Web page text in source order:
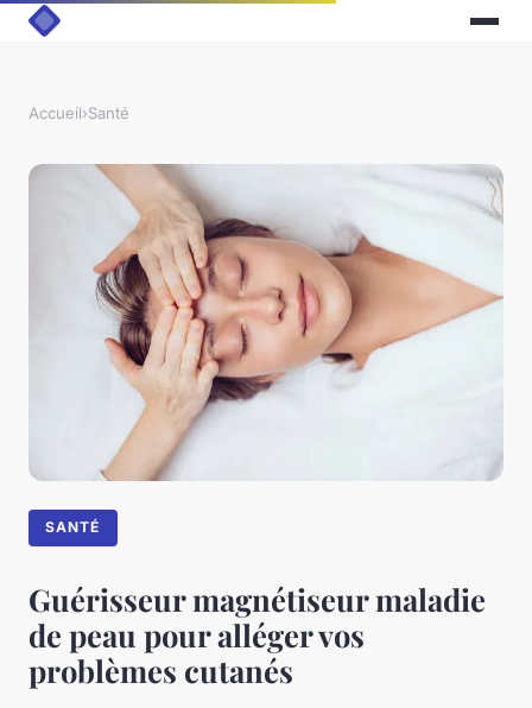
Accueil›Santé
SANTÉ
Guérisseur magnétiseur maladie
de peau pour alléger vos
problèmes cutanés